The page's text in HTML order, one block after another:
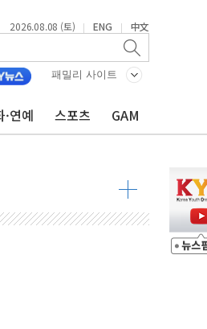
2026.08.08 (토) | ENG | 中文
패밀리 사이트
·연예 스포츠 GAM
나흘 연속 최고치